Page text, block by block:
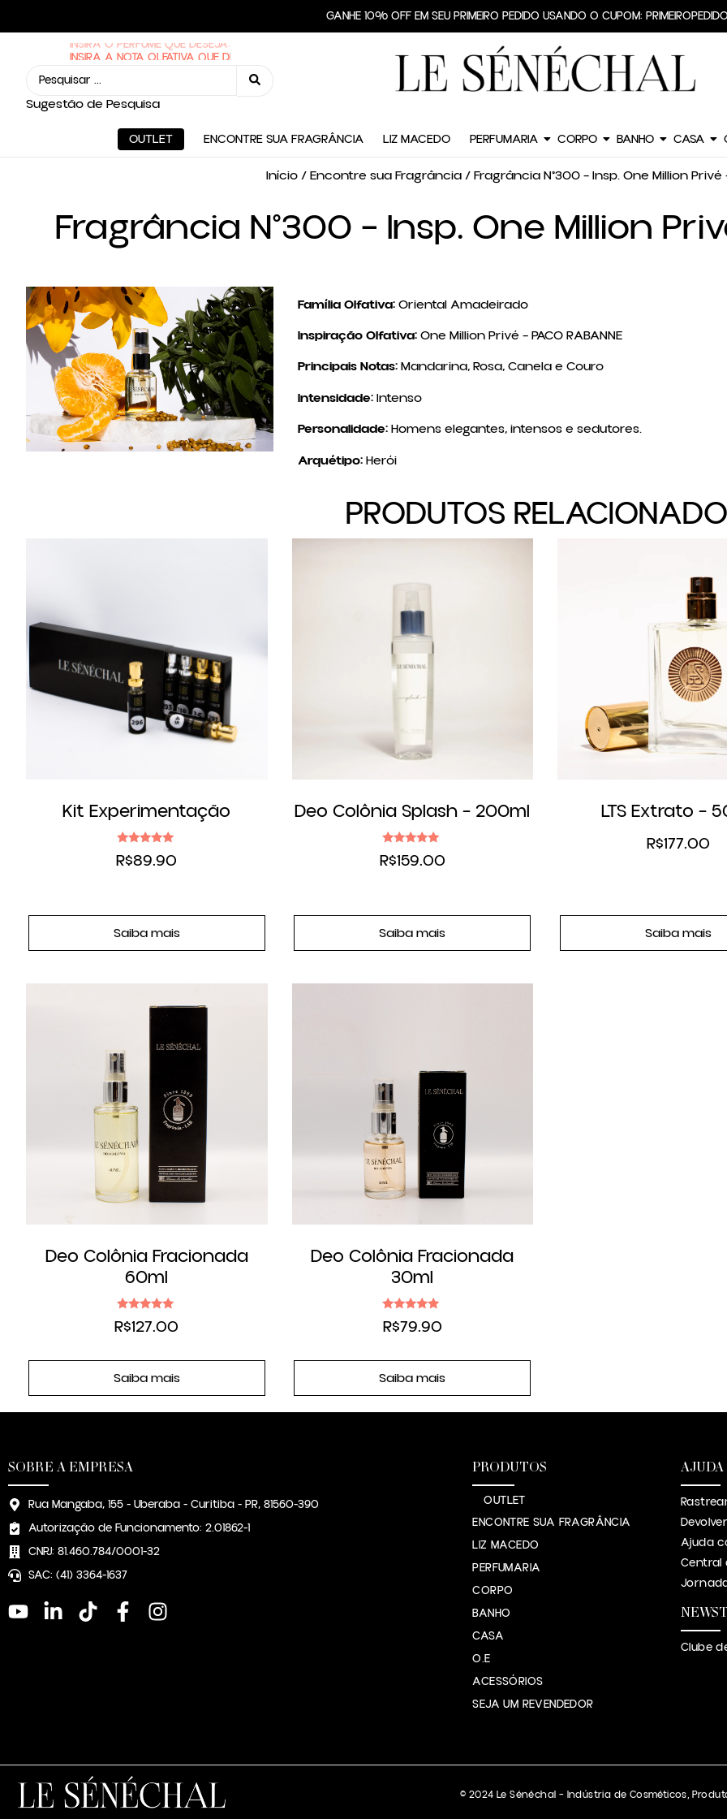
GANHE 10% OFF EM SEU PRIMEIRO PEDIDO USANDO O CUPOM:
FRETE GRÁTIS PARA TODO O BRASIL EM PEDIDOS A PARTIR DE R$299,90
INSIRA O PERFUME QUE DESEJA:
Sugestão de Pesquisa
OUTLET ENCONTRE SUA FRAGRÂNCIA LIZ MACEDO PERFUMARIA CORPO BANHO CASA
Início/Encontre sua Fragrância/ Fragrância N°300 – Insp. One Million Privé –
Fragrância N°300 – Insp. One Million
Família Olfativa:Oriental Amadeirado
Inspiração Olfativa:One Million Privé – PACO RABANNE
Principais Notas:Mandarina, Rosa, Canela e Couro
Intensidade:Intenso
Personalidade:Homens elegantes, intensos e sedutores.
Arquétipo:Herói
PRODUTOS
Kit Experimentação
Avaliação
5.00
R$89.90
Saiba mais
Deo Colônia Splash – 200ml
Avaliação
5.00
R$159.00
Saiba mais
LTS Extrato –
R$177.00
Saiba mais
Deo Colônia Fracionada
60ml
Avaliação
4.83
R$127.00
Saiba mais
Deo Colônia Fracionada
30ml
Avaliação
5.00
R$79.90
Saiba mais
SOBRE A EMPRESA
Rua Mangaba, 155 - Uberaba - Curitiba - PR, 81560-390
Autorização de Funcionamento: 2.01862-1
CNPJ: 81.460.784/0001-32
SAC: (41) 3364-1637
PRODUTOS
OUTLET
ENCONTRE SUA FRAGRÂNCIA
LIZ MACEDO
PERFUMARIA
CORPO
BANHO
CASA
O.E
ACESSÓRIOS
SEJA UM REVENDEDOR
Ajuda
Central
Clube
© 2024 Le Sénéchal – Indústria de Cosméticos,